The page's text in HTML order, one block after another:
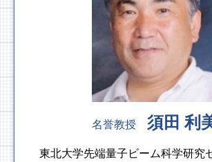
名誉教授 須田 利
東北大学先端量子ビーム科学研究